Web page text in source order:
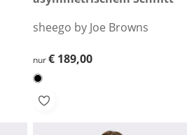
sheego by Joe Browns
€ 189,00
nur€ 189,00